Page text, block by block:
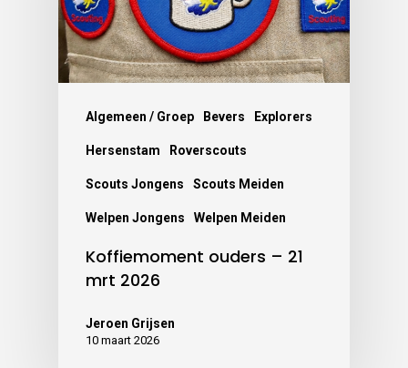
Algemeen / Groep Bevers Explorers
Hersenstam Roverscouts
Scouts Jongens Scouts Meiden
Welpen Jongens Welpen Meiden
Koffiemoment ouders – 21
mrt 2026
Jeroen Grijsen
10 maart 2026